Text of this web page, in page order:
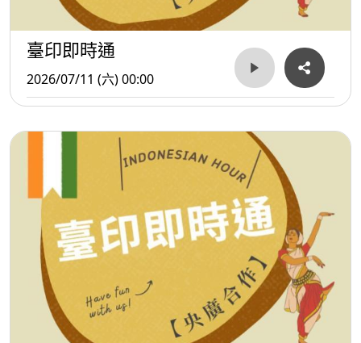
臺印即時通
2026/07/11 (六) 00:00